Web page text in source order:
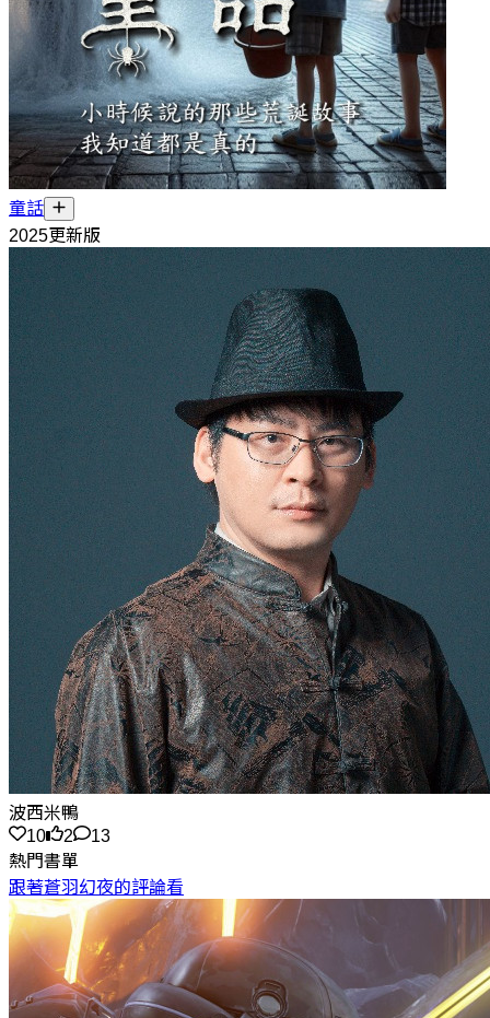
童話
2025更新版
波西米鴨
10
2
13
熱門書單
跟著蒼羽幻夜的評論看